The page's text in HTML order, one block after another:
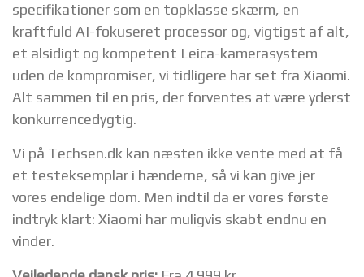
specifikationer som en topklasse skærm, en
kraftfuld AI-fokuseret processor og, vigtigst af alt,
et alsidigt og kompetent Leica-kamerasystem
uden de kompromiser, vi tidligere har set fra Xiaomi.
Alt sammen til en pris, der forventes at være yderst
konkurrencedygtig.
Vi på Techsen.dk kan næsten ikke vente med at få
et testeksemplar i hænderne, så vi kan give jer
vores endelige dom. Men indtil da er vores første
indtryk klart: Xiaomi har muligvis skabt endnu en
vinder.